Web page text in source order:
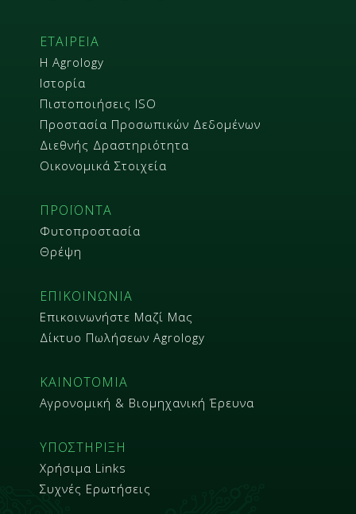
ΕΤΑΙΡΕΙΑ
Η Agrology
Ιστορία
Πιστοποιήσεις ISO
Προστασία Προσωπικών Δεδομένων
Διεθνής Δραστηριότητα
Οικονομικά Στοιχεία
ΠΡΟΪΟΝΤΑ
Φυτοπροστασία
Θρέψη
ΕΠΙΚΟΙΝΩΝΙΑ
Επικοινωνήστε Μαζί Μας
Δίκτυο Πωλήσεων Agrology
ΚΑΙΝΟΤΟΜΙΑ
Αγρονομική & Βιομηχανική Έρευνα
ΥΠΟΣΤΗΡΙΞΗ
Χρήσιμα Links
Συχνές Ερωτήσεις